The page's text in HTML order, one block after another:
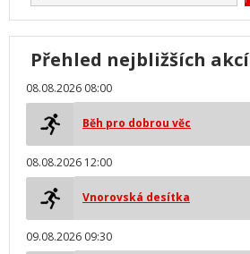
Přehled nejbližších akcí
08.08.2026 08:00
Běh pro dobrou věc
08.08.2026 12:00
Vnorovská desítka
09.08.2026 09:30